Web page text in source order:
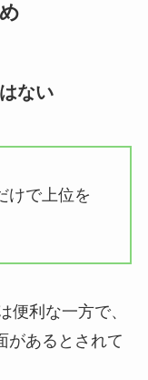
ない
けで上位を
便利な一方で、
があるとされて